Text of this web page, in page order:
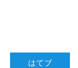
はてブ